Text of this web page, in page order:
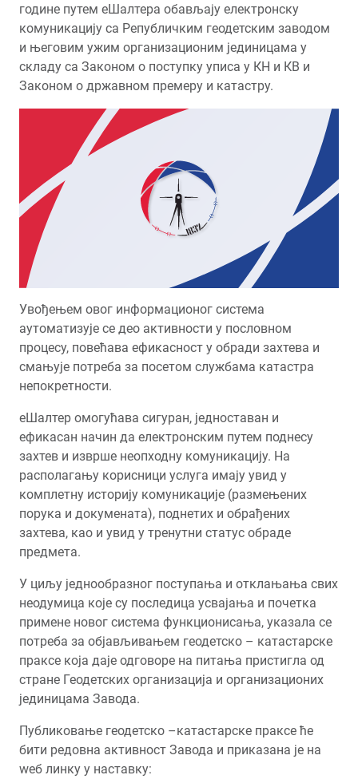
године путем еШалтера обављају електронску
комуникацију са Републичким геодетским заводом
и његовим ужим организационим јединицама у
складу са Законом о поступку уписа у КН и КВ и
Законом о државном премеру и катастру.
Увођењем овог информационог система
аутоматизује се део активности у пословном
процесу, повећава ефикасност у обради захтева и
смањује потреба за посетом службама катастра
непокретности.
еШалтер омогућава сигуран, једноставан и
ефикасан начин да електронским путем поднесу
захтев и изврше неопходну комуникацију. На
располагању корисници услуга имају увид у
комплетну историју комуникације (размењених
порука и докумената), поднетих и обрађених
захтева, као и увид у тренутни статус обраде
предмета.
У циљу једнообразног поступања и отклањања свих
неодумица које су последица усвајања и почетка
примене новог система функционисања, указала се
потреба за објављивањем геодетско – катастарске
праксе која даје одговоре на питања пристигла од
стране Геодетских организација и организационих
јединицама Завода.
Публиковање геодетско –катастарске праксе ће
бити редовна активност Завода и приказана је на
wеб линку у наставку: